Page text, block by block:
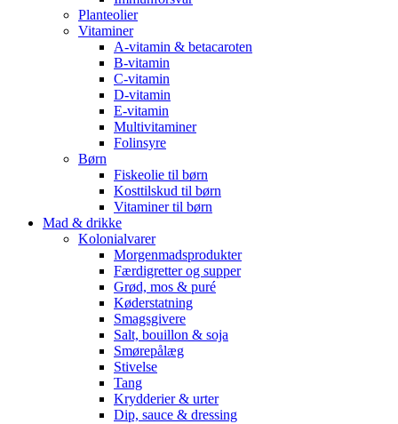
Planteolier
Vitaminer
A-vitamin & betacaroten
B-vitamin
C-vitamin
D-vitamin
E-vitamin
Multivitaminer
Folinsyre
Børn
Fiskeolie til børn
Kosttilskud til børn
Vitaminer til børn
Mad & drikke
Kolonialvarer
Morgenmadsprodukter
Færdigretter og supper
Grød, mos & puré
Køderstatning
Smagsgivere
Salt, bouillon & soja
Smørepålæg
Stivelse
Tang
Krydderier & urter
Dip, sauce & dressing